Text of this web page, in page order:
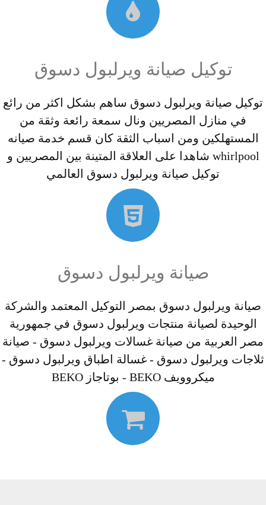
توكيل صيانة ويرلبول دسوق
توكيل صيانة ويرلبول دسوق ساهم بشكل اكثر من رائع
في منازل المصريين ونال سمعة رائعة وثقة من
المستهلكين ومن اسباب الثقة كان قسم خدمة صيانه
whirlpool شاهدا على العلاقة المتينة بين المصريين و
توكيل صيانة ويرلبول دسوق العالمي
صيانة ويرلبول دسوق
صيانة ويرلبول دسوق بمصر التوكيل المعتمد والشركة
الوحيدة لصيانة منتجات ويرلبول دسوق في جمهورية
مصر العربية من صيانة غسالات ويرلبول دسوق - صيانة
ثلاجات ويرلبول دسوق - غسالة اطباق ويرلبول دسوق -
ميكروويف BEKO - بوتاجاز BEKO